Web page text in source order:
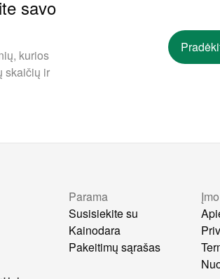
savo
kurios
skaičių ir
Parama
Susisiekite su
Kainodara
Pakeitimų sąrašas